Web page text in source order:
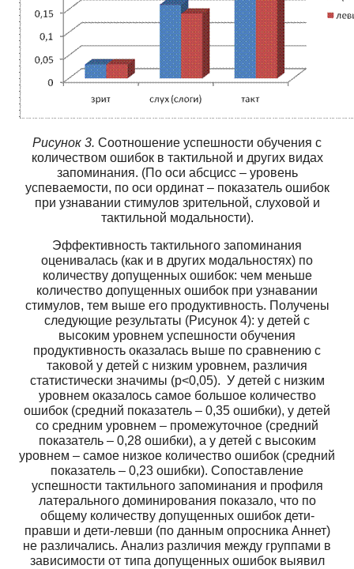
Рисунок 3. Соотношение успешности обучения с
количеством ошибок в тактильной и других видах
запоминания. (По оси абсцисс – уровень
успеваемости, по оси ординат – показатель ошибок
при узнавании стимулов зрительной, слуховой и
тактильной модальности).
Эффективность тактильного запоминания
оценивалась (как и в других модальностях) по
количеству допущенных ошибок: чем меньше
количество допущенных ошибок при узнавании
стимулов, тем выше его продуктивность. Получены
следующие результаты (Рисунок 4): у детей с
высоким уровнем успешности обучения
продуктивность оказалась выше по сравнению с
таковой у детей с низким уровнем, различия
статистически значимы (p<0,05). У детей с низким
уровнем оказалось самое большое количество
ошибок (средний показатель – 0,35 ошибки), у детей
со средним уровнем – промежуточное (средний
показатель – 0,28 ошибки), а у детей с высоким
уровнем – самое низкое количество ошибок (средний
показатель – 0,23 ошибки). Сопоставление
успешности тактильного запоминания и профиля
латерального доминирования показало, что по
общему количеству допущенных ошибок дети-
правши и дети-левши (по данным опросника Аннет)
не различались. Анализ различия между группами в
зависимости от типа допущенных ошибок выявил